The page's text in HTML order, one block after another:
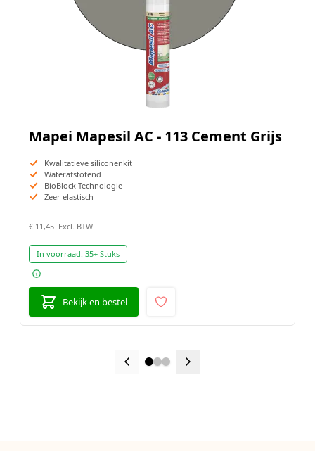
Mapei Mapesil AC - 113 Cement Grijs
Kwalitatieve siliconenkit
Waterafstotend
BioBlock Technologie
Zeer elastisch
€ 11,45
In voorraad: 35+ Stuks
Bekijk en bestel